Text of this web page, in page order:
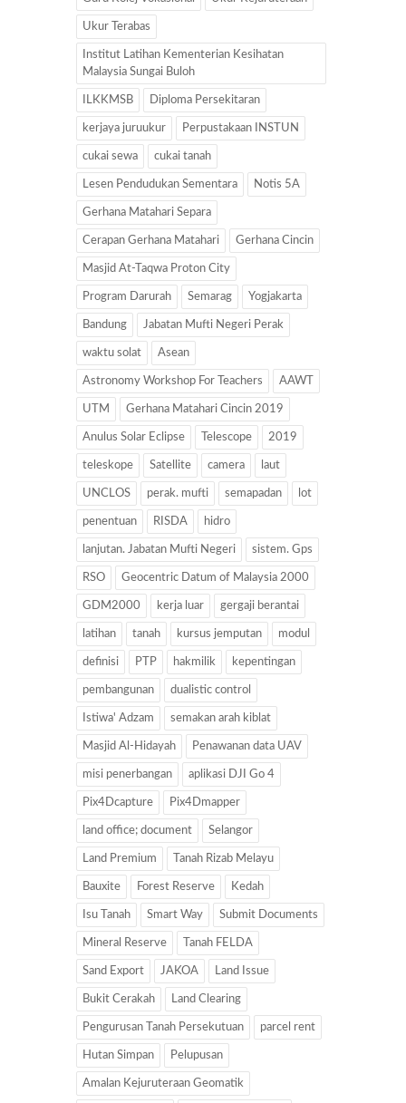
Ukur Terabas
Institut Latihan Kementerian Kesihatan
Malaysia Sungai Buloh
ILKKMSB Diploma Persekitaran
kerjaya juruukur Perpustakaan INSTUN
cukai sewa cukai tanah
Lesen Pendudukan Sementara Notis 5A
Gerhana Matahari Separa
Cerapan Gerhana Matahari Gerhana Cincin
Masjid At-Taqwa Proton City
Program Darurah Semarag Yogjakarta
Bandung Jabatan Mufti Negeri Perak
waktu solat Asean
Astronomy Workshop For Teachers AAWT
UTM Gerhana Matahari Cincin 2019
Anulus Solar Eclipse Telescope 2019
teleskope Satellite camera laut
UNCLOS perak. mufti semapadan lot
penentuan RISDA hidro
lanjutan. Jabatan Mufti Negeri sistem. Gps
RSO Geocentric Datum of Malaysia 2000
GDM2000 kerja luar gergaji berantai
latihan tanah kursus jemputan modul
definisi PTP hakmilik kepentingan
pembangunan dualistic control
Istiwa' Adzam semakan arah kiblat
Masjid Al-Hidayah Penawanan data UAV
misi penerbangan aplikasi DJI Go 4
Pix4Dcapture Pix4Dmapper
land office; document Selangor
Land Premium Tanah Rizab Melayu
Bauxite Forest Reserve Kedah
Isu Tanah Smart Way Submit Documents
Mineral Reserve Tanah FELDA
Sand Export JAKOA Land Issue
Bukit Cerakah Land Clearing
Pengurusan Tanah Persekutuan parcel rent
Hutan Simpan Pelupusan
Amalan Kejuruteraan Geomatik